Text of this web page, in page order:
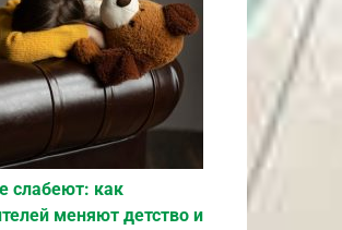
слабеют: как
меняют детство и